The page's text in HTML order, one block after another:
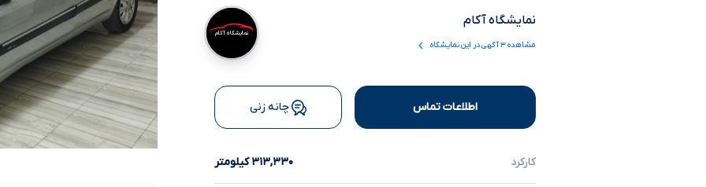
نمایشگاه آکام
مشاهده۳آگهی در این نمایشگاه
نمایشگاه آکام
اطلاعات تماس چانه زنی
کارکرد ۳۱۳,۳۳۰ کیلومتر